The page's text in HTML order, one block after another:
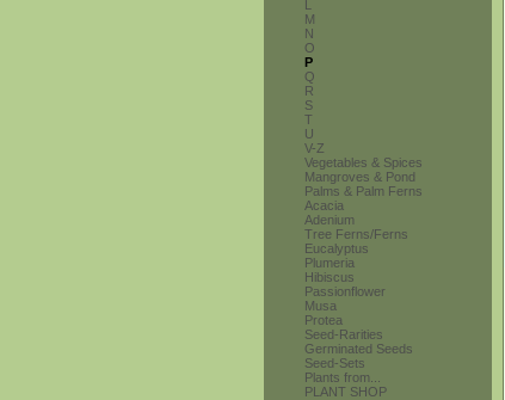
L
M
N
O
P
Q
R
S
T
U
V-Z
Vegetables & Spices
Mangroves & Pond
Palms & Palm Ferns
Acacia
Adenium
Tree Ferns/Ferns
Eucalyptus
Plumeria
Hibiscus
Passionflower
Musa
Protea
Seed-Rarities
Germinated Seeds
Seed-Sets
Plants from...
PLANT SHOP